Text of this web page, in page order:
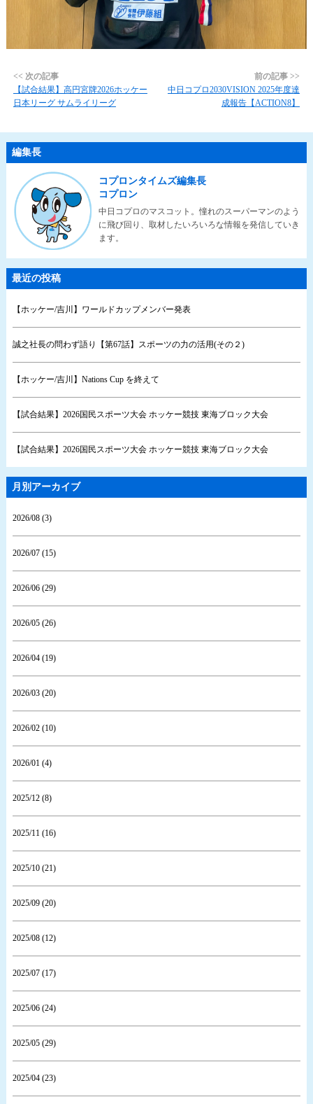
<< 次の記事
【試合結果】高円宮牌2026ホッケー
日本リーグ サムライリーグ
前の記事 >>
中日コプロ2030VISION 2025年度達
成報告【ACTION8】
編集長
コプロンタイムズ編集長
コプロン
中日コプロのマスコット。憧れのスーパーマンのよう
に飛び回り、取材したいろいろな情報を発信していき
ます。
最近の投稿
【ホッケー/吉川】ワールドカップメンバー発表
誠之社長の問わず語り【第67話】スポーツの力の活用(その２)
【ホッケー/吉川】Nations Cup を終えて
【試合結果】2026国民スポーツ大会 ホッケー競技 東海ブロック大会
【試合結果】2026国民スポーツ大会 ホッケー競技 東海ブロック大会
月別アーカイブ
2026/08 (3)
2026/07 (15)
2026/06 (29)
2026/05 (26)
2026/04 (19)
2026/03 (20)
2026/02 (10)
2026/01 (4)
2025/12 (8)
2025/11 (16)
2025/10 (21)
2025/09 (20)
2025/08 (12)
2025/07 (17)
2025/06 (24)
2025/05 (29)
2025/04 (23)